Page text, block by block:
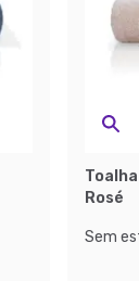
Rosé
Sem